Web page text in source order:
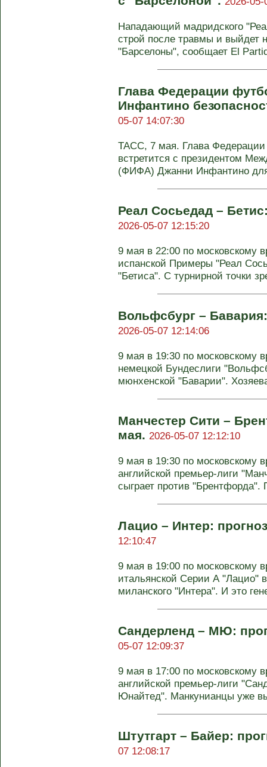
Нападающий мадридского
строй после травмы и выйдет
"Барселоны", сообщает El
Глава Федерации
Инфантино
05-07 14:07:30
ТАСС, 7 мая. Глава
встретится с президентом
(ФИФА) Джанни Инфантино
Реал Сосьедад –
2026-05-07 12:15:20
9 мая в 22:00 по московскому
испанской Примеры "Реал
"Бетиса". С турнирной точки
Вольфсбург –
2026-05-07 12:14:06
9 мая в 19:30 по московскому
немецкой Бундеслиги
мюнхенской "Баварии".
Манчестер Сити –
мая. 2026-05-07 12:12:10
9 мая в 19:30 по московскому
английской премьер-лиги
сыграет против "Брентфорда".
Лацио – Интер:
12:10:47
9 мая в 19:00 по московскому
итальянской Серии А "Лацио"
миланского "Интера". И это
Сандерленд – МЮ:
05-07 12:09:37
9 мая в 17:00 по московскому
английской премьер-лиги
Юнайтед". Манкунианцы уже
Штутгарт – Байер:
07 12:08:17